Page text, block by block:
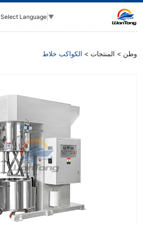
Select Language ▼
ضعف
قوة
ستار
وطن المنتجات الكواكب خلاط